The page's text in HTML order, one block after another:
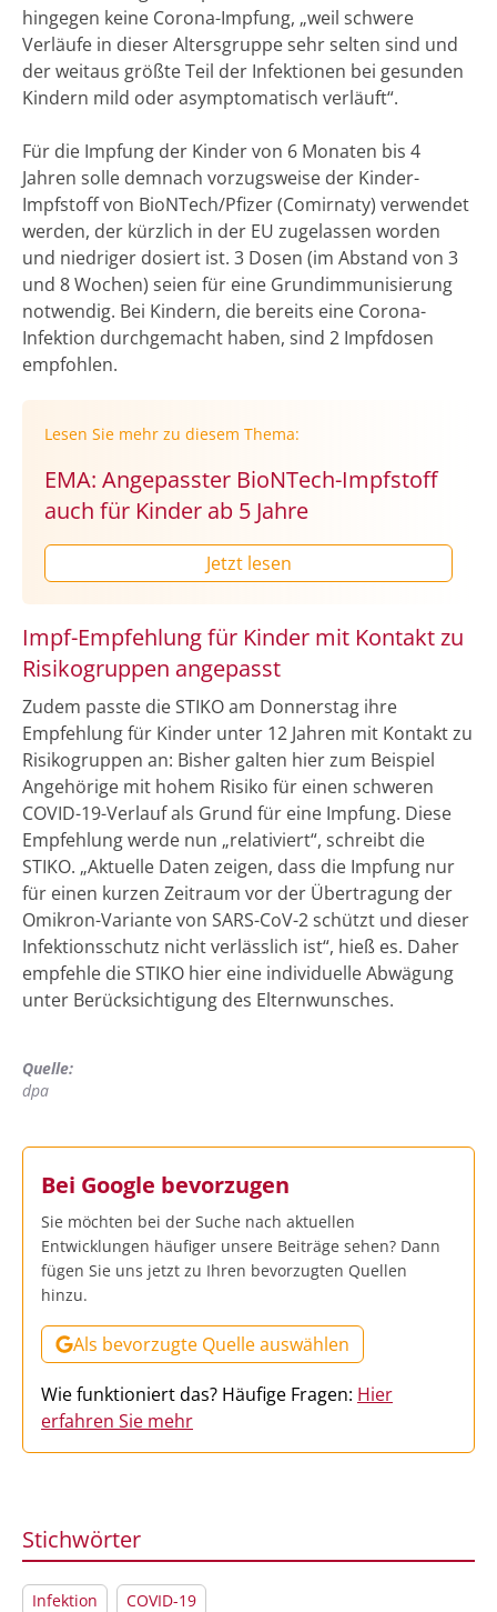
hingegen keine Corona-Impfung, „weil schwere
Verläufe in dieser Altersgruppe sehr selten sind und
der weitaus größte Teil der Infektionen bei gesunden
Kindern mild oder asymptomatisch verläuft“.
Für die Impfung der Kinder von 6 Monaten bis 4
Jahren solle demnach vorzugsweise der Kinder-
Impfstoff von BioNTech/Pfizer (Comirnaty) verwendet
werden, der kürzlich in der EU zugelassen worden
und niedriger dosiert ist. 3 Dosen (im Abstand von 3
und 8 Wochen) seien für eine Grundimmunisierung
notwendig. Bei Kindern, die bereits eine Corona-
Infektion durchgemacht haben, sind 2 Impfdosen
empfohlen.
Lesen Sie mehr zu diesem Thema:
EMA: Angepasster BioNTech-Impfstoff
auch für Kinder ab 5 Jahre
Jetzt lesen
Impf-Empfehlung für Kinder mit Kontakt zu
Risikogruppen angepasst
Zudem passte die STIKO am Donnerstag ihre
Empfehlung für Kinder unter 12 Jahren mit Kontakt zu
Risikogruppen an: Bisher galten hier zum Beispiel
Angehörige mit hohem Risiko für einen schweren
COVID-19-Verlauf als Grund für eine Impfung. Diese
Empfehlung werde nun „relativiert“, schreibt die
STIKO. „Aktuelle Daten zeigen, dass die Impfung nur
für einen kurzen Zeitraum vor der Übertragung der
Omikron-Variante von SARS-CoV-2 schützt und dieser
Infektionsschutz nicht verlässlich ist“, hieß es. Daher
empfehle die STIKO hier eine individuelle Abwägung
unter Berücksichtigung des Elternwunsches.
Quelle:
dpa
Bei Google bevorzugen
Sie möchten bei der Suche nach aktuellen
Entwicklungen häufiger unsere Beiträge sehen? Dann
fügen Sie uns jetzt zu Ihren bevorzugten Quellen
hinzu.
Als bevorzugte Quelle auswählen
Wie funktioniert das? Häufige Fragen: Hier
erfahren Sie mehr
Stichwörter
Infektion COVID-19